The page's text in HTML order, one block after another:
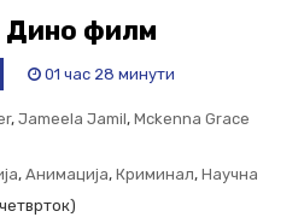
Дино филм
01 час 28 минути
, Jameela Jamil, Mckenna Grace
, Анимација, Криминал, Научна